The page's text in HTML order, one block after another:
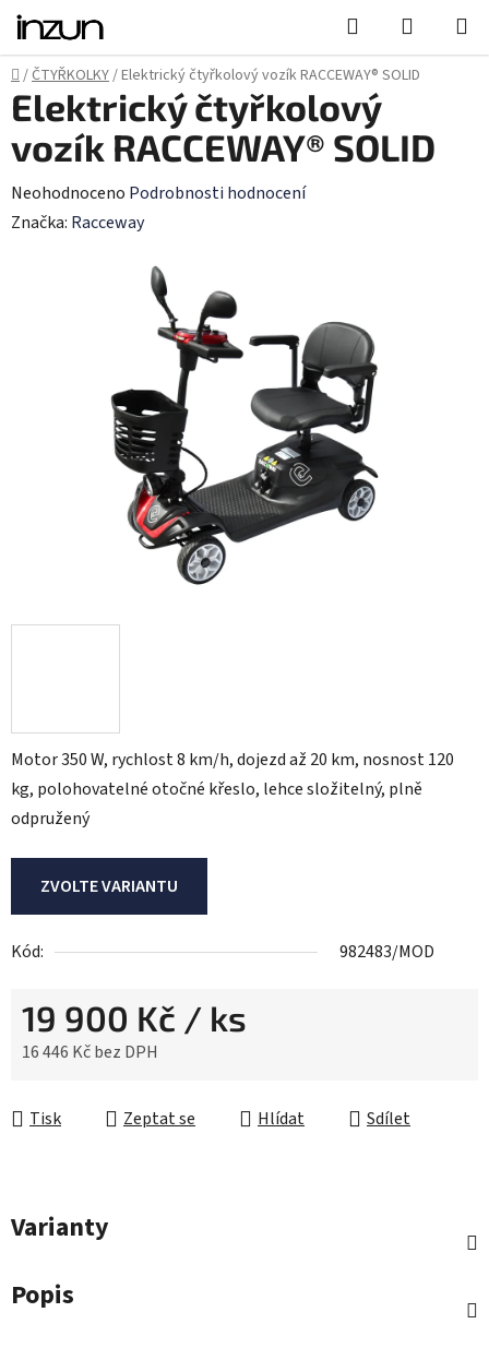
Přejít
obsah
Hledat
KOŠÍK
Domů
/ČTYŘKOLKY/Elektrický čtyřkolový vozík RACCEWAY® SOLID
Motor 350 W, rychlost 8 km/h, dojezd až 20 km, nosnost 120
kg, polohovatelné otočné křeslo, lehce složitelný, plně
odpružený
ZVOLTE VARIANTU
Kód: 982483/MOD
19 900 Kč / ks
16 446 Kč bez DPH
Tisk
Zeptat se Hlídat Sdílet
Elektrický čtyřkolový
vozík RACCEWAY® SOLID
Průměrné
hodnocení
Neohodnoceno Podrobnosti hodnocení
Značka: Racceway
Varianty
Popis